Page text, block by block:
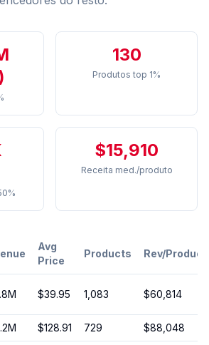
130
Produtos top 1%
$15,910
Receita med./produto
Avg
Price
Products Rev/Product
$39.95 1,083 $60,814
$128.91 729 $88,048